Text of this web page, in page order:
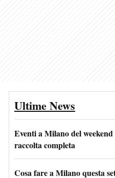
Ultime News
Eventi a Milano del
raccolta completa
Cosa fare a Milano questa